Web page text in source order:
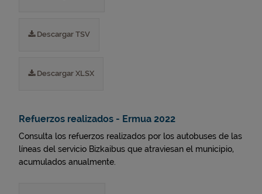
Descargar TSV
Descargar XLSX
Refuerzos realizados - Ermua 2022
Consulta los refuerzos realizados por los autobuses de las
líneas del servicio Bizkaibus que atraviesan el municipio,
acumulados anualmente.